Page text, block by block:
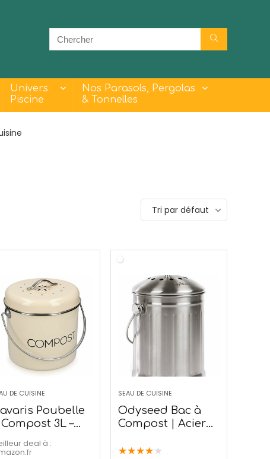
Univers
Piscine
Nos Parasols, Pergolas
& Tonnelles
LIVOO DOC194 Plancha Gaz en
Fonte Émaillée
€
Offre temporaire
Tri par défaut
DE CUISINE
Poubelle
3L –
deal à :
SEAU DE CUISINE
Odyseed Bac à
Compost | Acier
★★★★★